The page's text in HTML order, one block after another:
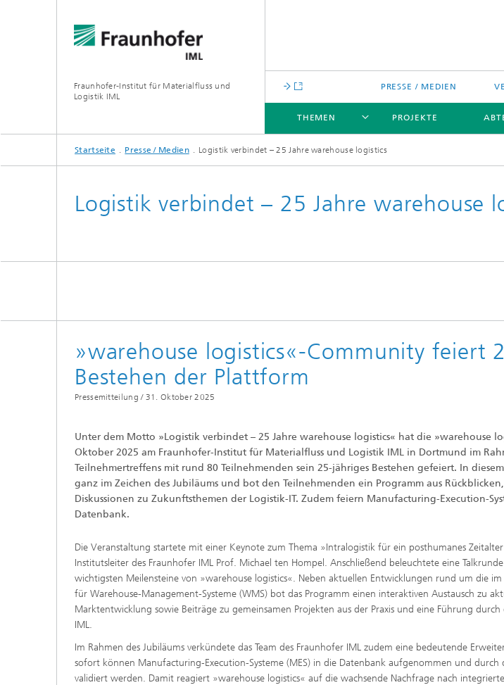
Fraunhofer-Institut für Materialfluss und
Logistik IML
PRESSE / MEDIEN
THEMEN
THEMEN
PROJEKTE
ABTEILUNGEN
INSTITUT
FÜR UNTERNEHMEN
Startseite Presse / Medien Logistik verbindet – 25 Jahre warehouse logistics
Logistik verbindet – 25 Jahre warehouse
»warehouse logistics«-Community feiert
Bestehen der Plattform
Pressemitteilung / 31. Oktober 2025
Unter dem Motto »Logistik verbindet – 25 Jahre warehouse logistics« hat die »warehouse
Oktober 2025 am Fraunhofer-Institut für Materialfluss und Logistik IML in Dortmund im
Teilnehmertreffens mit rund 80 Teilnehmenden sein 25-jähriges Bestehen gefeiert. In
ganz im Zeichen des Jubiläums und bot den Teilnehmenden ein Programm aus
Diskussionen zu Zukunftsthemen der Logistik-IT. Zudem feiern Manufacturing-Execution-
Datenbank.
Die Veranstaltung startete mit einer Keynote zum Thema »Intralogistik für ein posthumanes
Institutsleiter des Fraunhofer IML Prof. Michael ten Hompel. Anschließend beleuchtete eine
wichtigsten Meilensteine von »warehouse logistics«. Neben aktuellen Entwicklungen rund um die
für Warehouse-Management-Systeme (WMS) bot das Programm einen interaktiven Austausch zu
Marktentwicklung sowie Beiträge zu gemeinsamen Projekten aus der Praxis und eine Führung durch
IML.
Im Rahmen des Jubiläums verkündete das Team des Fraunhofer IML zudem eine bedeutende
sofort können Manufacturing-Execution-Systeme (MES) in die Datenbank aufgenommen und durch
validiert werden. Damit reagiert »warehouse logistics« auf die wachsende Nachfrage nach